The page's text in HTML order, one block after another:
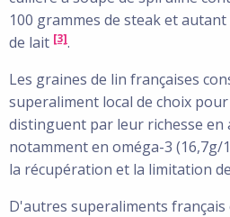
100 grammes de steak et
de lait [3].
Les graines de lin françaises
superaliment local de choix
distinguent par leur richesse en
notamment en oméga-3 (16,7g/
la récupération et la limitation
D'autres superaliments français